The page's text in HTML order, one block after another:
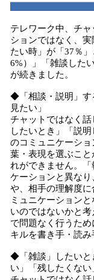
テレワーク中、チ
ションではなく、
たい時」が「37％
6%）」「雑談した
が続きました。
◆「相談・説明」す
見たい」
チャットではなく
したいとき」「説
のコミュニケーシ
葉・表現を選ぶこ
れができません。
ケーションと異なり
や、相手の理解度
ミュニケーション
いのではないかと
で問題なく行うた
キルを書き手・読み
◆「雑談」したいと
い」「残したくない